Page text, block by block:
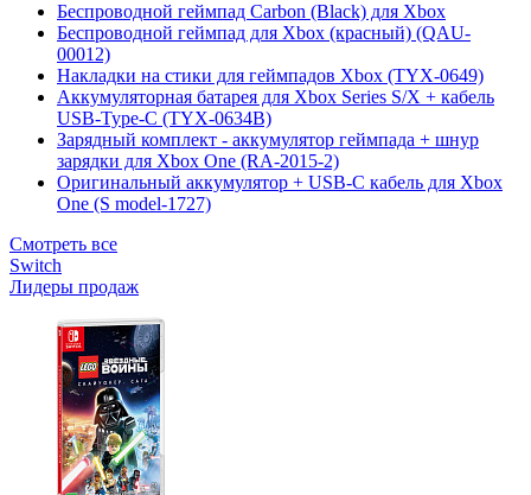
Беспроводной геймпад Carbon (Black) для Xbox
Беспроводной геймпад для Xbox (красный) (QAU-
00012)
Накладки на стики для геймпадов Xbox (TYX-0649)
Аккумуляторная батарея для Xbox Series S/X + кабель
USB-Type-C (TYX-0634B)
Зарядный комплект - аккумулятор геймпада + шнур
зарядки для Xbox One (RA-2015-2)
Оригинальный аккумулятор + USB-C кабель для Xbox
One (S model-1727)
Смотреть все
Switch
Лидеры продаж